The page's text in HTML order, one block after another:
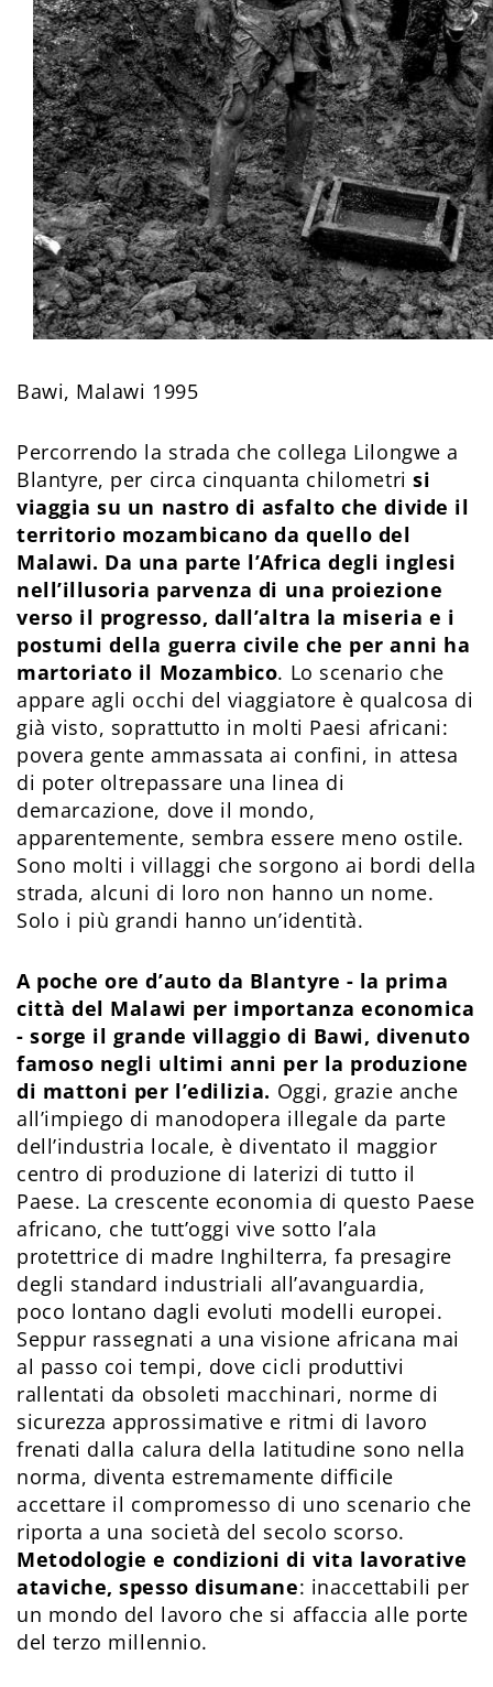
Bawi, Malawi 1995
Percorrendo la strada che collega Lilongwe a
Blantyre, per circa cinquanta chilometrisi
viaggia su un nastro di asfalto che divide il
territorio mozambicano da quello del
Malawi. Da una parte l’Africa degli inglesi
nell’illusoria parvenza di una proiezione
verso il progresso, dall’altra la miseria e i
postumi della guerra civile che per anni ha
martoriato il Mozambico. Lo scenario che
appare agli occhi del viaggiatore è qualcosa di
già visto, soprattutto in molti Paesi africani:
povera gente ammassata ai confini, in attesa
di poter oltrepassare una linea di
demarcazione, dove il mondo,
apparentemente, sembra essere meno ostile.
Sono molti i villaggi che sorgono ai bordi della
strada, alcuni di loro non hanno un nome.
Solo i più grandi hanno un’identità.
A poche ore d’auto da Blantyre - la prima
città del Malawi per importanza economica
- sorge il grande villaggio di Bawi, divenuto
famoso negli ultimi anni per la produzione
di mattoni per l’edilizia. Oggi, grazie anche
all’impiego di manodopera illegale da parte
dell’industria locale, è diventato il maggior
centro di produzione di laterizi di tutto il
Paese. La crescente economia di questo Paese
africano, che tutt’oggi vive sotto l’ala
protettrice di madre Inghilterra, fa presagire
degli standard industriali all’avanguardia,
poco lontano dagli evoluti modelli europei.
Seppur rassegnati a una visione africana mai
al passo coi tempi, dove cicli produttivi
rallentati da obsoleti macchinari, norme di
sicurezza approssimative e ritmi di lavoro
frenati dalla calura della latitudine sono nella
norma, diventa estremamente difficile
accettare il compromesso di uno scenario che
riporta a una società del secolo scorso.
Metodologie e condizioni di vita lavorative
ataviche, spesso disumane: inaccettabili per
un mondo del lavoro che si affaccia alle porte
del terzo millennio.